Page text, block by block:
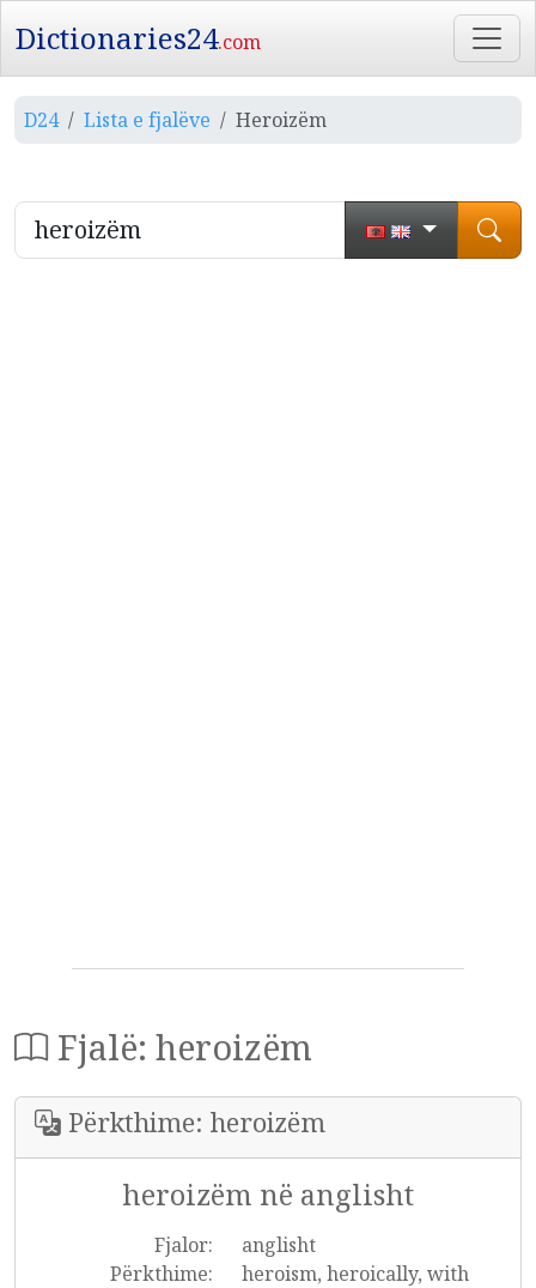
Dictionaries24.com
D24 Lista e fjalëve Heroizëm
Fjalë: heroizëm
Përkthime: heroizëm
heroizëm në anglisht
Fjalor:
anglisht
Përkthime:
heroism, heroically, with